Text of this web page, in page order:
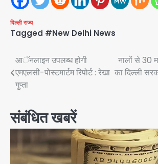
दिल्ली राज्य
Tagged #New Delhi News
Post
navigation
आॅनलाइन उपलब्ध होगी
एमएलसी-पोस्टमार्टम रिपोर्ट : रेखा
गुप्ता
नालों से 30
का दिल्ली
संबंधित खबरें